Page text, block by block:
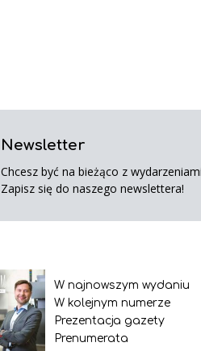
Newsletter
Chcesz być na bieżąco z
Zapisz się do naszego newslettera!
W najnowszym wydaniu
W kolejnym numerze
Prezentacja gazety
Prenumerata